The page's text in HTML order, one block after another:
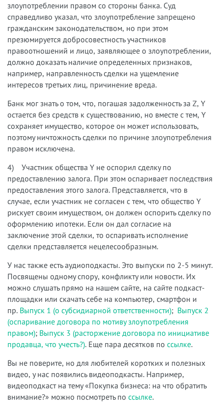
злоупотреблении правом со стороны банка. Суд
справедливо указал, что злоупотребление запрещено
гражданским законодательством, но при этом
презюмируется добросовестность участников
правоотношений и лицо, заявляющее о злоупотреблении,
должно доказать наличие определенных признаков,
например, направленность сделки на ущемление
интересов третьих лиц, причинение вреда.
Банк мог знать о том, что, погашая задолженность за Z, Y
остается без средств к существованию, но вместе с тем, Y
сохраняет имущество, которое он может использовать,
поэтому ничтожность сделки по причине злоупотребления
правом исключена.
4) Участник общества Y не оспорил сделку по
предоставлению залога. При этом оспаривает последствия
предоставления этого залога. Представляется, что в
случае, если участник не согласен с тем, что общество Y
рискует своим имуществом, он должен оспорить сделку по
оформлению ипотеки. Если он дал согласие на
заключение этой сделки, то оспаривать исполнение
сделки представляется нецелесообразным.
У нас также есть аудиоподкасты. Это выпуски по 2-5 минут.
Посвящены одному спору, конфликту или новости. Их
можно слушать прямо на нашем сайте, на сайте подкаст-
площадки или скачать себе на компьютер, смартфон и
пр. Выпуск 1 (о субсидиарной ответственности); Выпуск 2
(оспаривание договора по мотиву злоупотребления
правом); Выпуск 3 (расторжение договора по инициативе
продавца, что учесть?). Еще пара десятков по ссылке.
Вы не поверите, но для любителей коротких и полезных
видео, у нас появились видеоподкасты. Например,
видеоподкаст на тему «Покупка бизнеса: на что обратить
внимание?» можно посмотреть по ссылке.